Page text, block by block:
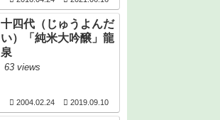
十四代（じゅうよんだ
い）「純米大吟醸」龍
泉
63 views
2004.02.24 2019.09.10